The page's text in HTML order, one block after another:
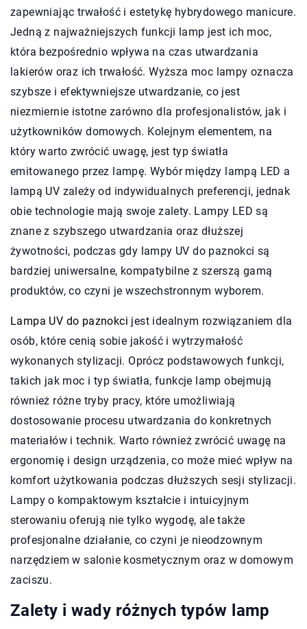
zapewniając trwałość i estetykę hybrydowego manicure.
Jedną z najważniejszych funkcji lamp jest ich moc,
która bezpośrednio wpływa na czas utwardzania
lakierów oraz ich trwałość. Wyższa moc lampy oznacza
szybsze i efektywniejsze utwardzanie, co jest
niezmiernie istotne zarówno dla profesjonalistów, jak i
użytkowników domowych. Kolejnym elementem, na
który warto zwrócić uwagę, jest typ światła
emitowanego przez lampę. Wybór między lampą LED a
lampą UV zależy od indywidualnych preferencji, jednak
obie technologie mają swoje zalety. Lampy LED są
znane z szybszego utwardzania oraz dłuższej
żywotności, podczas gdy lampy UV do paznokci są
bardziej uniwersalne, kompatybilne z szerszą gamą
produktów, co czyni je wszechstronnym wyborem.
Lampa UV do paznokci jest idealnym rozwiązaniem dla
osób, które cenią sobie jakość i wytrzymałość
wykonanych stylizacji. Oprócz podstawowych funkcji,
takich jak moc i typ światła, funkcje lamp obejmują
również różne tryby pracy, które umożliwiają
dostosowanie procesu utwardzania do konkretnych
materiałów i technik. Warto również zwrócić uwagę na
ergonomię i design urządzenia, co może mieć wpływ na
komfort użytkowania podczas dłuższych sesji stylizacji.
Lampy o kompaktowym kształcie i intuicyjnym
sterowaniu oferują nie tylko wygodę, ale także
profesjonalne działanie, co czyni je nieodzownym
narzędziem w salonie kosmetycznym oraz w domowym
zaciszu.
Zalety i wady różnych typów lamp